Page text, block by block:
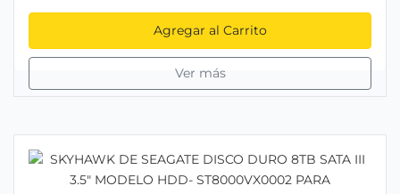
Agregar al Carrito
Ver más